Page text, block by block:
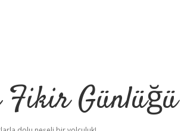
Fikir Günlüğü